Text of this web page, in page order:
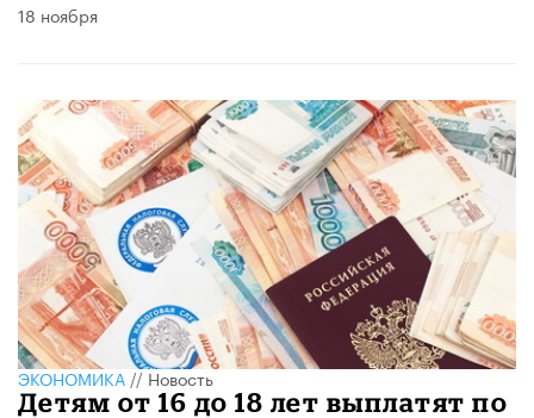
18 ноября
ЭКОНОМИКА //Новость
Детям от 16 до 18 лет выплатят по